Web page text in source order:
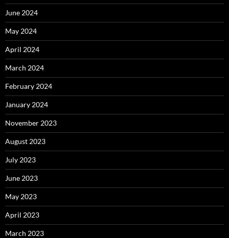
June 2024
May 2024
April 2024
March 2024
February 2024
January 2024
November 2023
August 2023
July 2023
June 2023
May 2023
April 2023
March 2023